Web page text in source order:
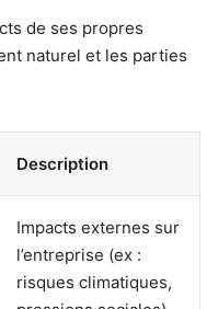
de ses propres
naturel et les parties
Description
Impacts externes sur
l’entreprise (ex :
risques climatiques,